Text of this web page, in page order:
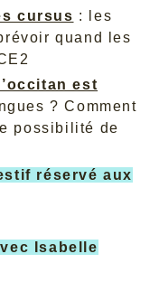
cursus : les
quand les
est
? Comment
possibilité de
réservé aux
Isabelle